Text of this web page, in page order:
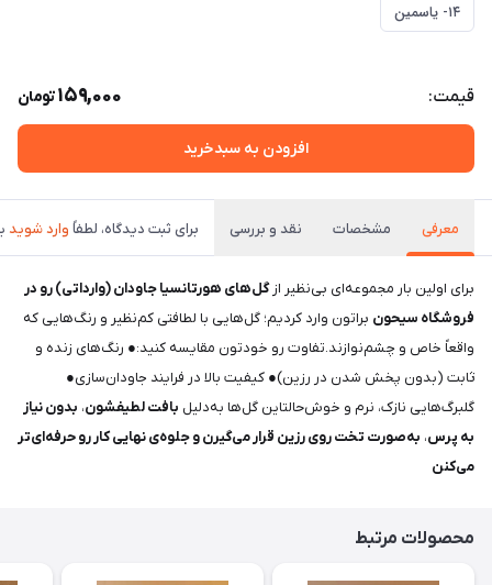
۱۴- یاسمین
قیمت: 159,000تومان
افزودن به سبدخرید
معرفی مشخصات نقد و بررسی برای ثبت دیدگاه، لطفاً وارد شوید
برای اولین بار مجموعه‌ای بی‌نظیر ازگل‌های هورتانسیا جاودان (وارداتی) رو در
فروشگاه سیحون براتون وارد کردیم؛ گل‌هایی با لطافتی کم‌نظیر و رنگ‌هایی که
واقعاً خاص و چشم‌نوازند.تفاوت رو خودتون مقایسه کنید:● رنگ‌های زنده و
ثابت (بدون پخش شدن در رزین)● کیفیت بالا در فرایند جاودان‌سازی●
گلبرگ‌هایی نازک، نرم و خوش‌حالتاین گل‌ها به‌دلیل بافت لطیفشون، بدون نیاز
به پرس، به‌صورت تخت روی رزین قرار می‌گیرن و جلوه‌ی نهایی کار رو حرفه‌ای‌تر
می‌کنن
محصولات مرتبط